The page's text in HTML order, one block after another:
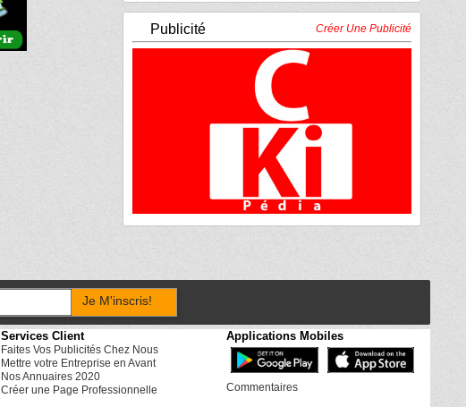
Publicité Créer Une Publicité
Je M'inscris!
Services Client
Faites Vos Publicités Chez Nous
Mettre votre Entreprise en Avant
Nos Annuaires 2020
Créer une Page Professionnelle
Applications Mobiles
Commentaires